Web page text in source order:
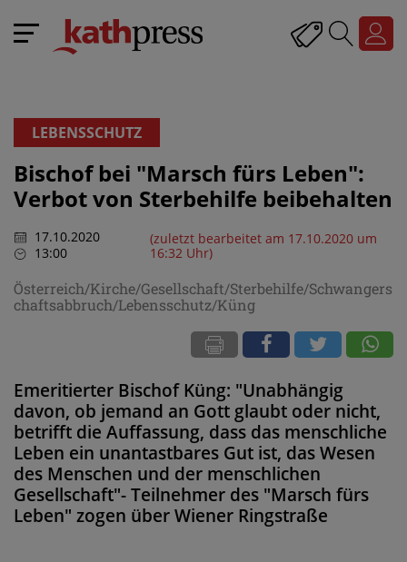
LEBENSSCHUTZ
Bischof bei "Marsch fürs Leben":
Verbot von Sterbehilfe beibehalten
17.10.2020
13:00
(zuletzt bearbeitet am 17.10.2020 um
16:32 Uhr)
Österreich/Kirche/Gesellschaft/Sterbehilfe/Schwangers
chaftsabbruch/Lebensschutz/Küng
Emeritierter Bischof Küng: "Unabhängig
davon, ob jemand an Gott glaubt oder nicht,
betrifft die Auffassung, dass das menschliche
Leben ein unantastbares Gut ist, das Wesen
des Menschen und der menschlichen
Gesellschaft"- Teilnehmer des "Marsch fürs
Leben" zogen über Wiener Ringstraße